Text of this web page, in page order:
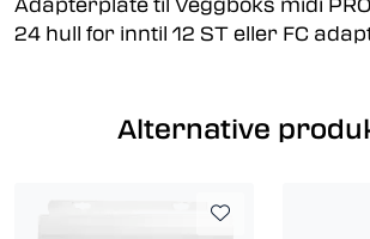
Adapterplate til Veggboks midi
24 hull for inntil 12 ST eller FC
Alternative